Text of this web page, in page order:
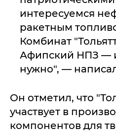
интересуемся
ракетным
Комбинат
Афипский НПЗ —
нужно", —
Он отметил, что
участвует в
компонентов для